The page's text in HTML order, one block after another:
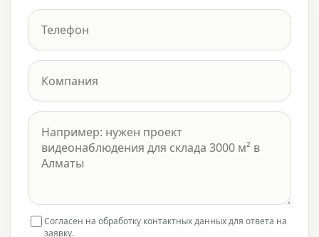
Согласен на обработку контактных данных для ответа на
заявку.